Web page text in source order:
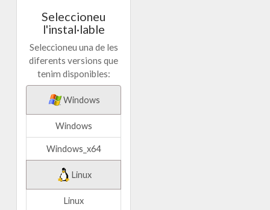
Seleccioneu
l'instal·lable
Seleccioneu una de les
diferents versions que
tenim disponibles:
Windows
Windows
Windows_x64
Linux
Linux